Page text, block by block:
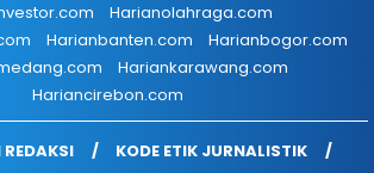
Harianolahraga.com
Harianbanten.com
Harianbogor.com
Hariankarawang.com
Hariancirebon.com
REDAKSI
KODE ETIK JURNALISTIK